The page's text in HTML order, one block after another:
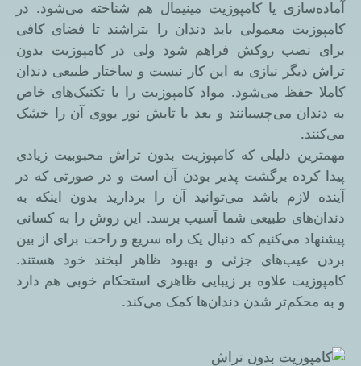
آماده‌سازی یا کامپوزیت مینیمال هم شناخته می‌شود. در
کامپوزیت معمولی باید دندان را بتراشند تا فضای کافی
برای نصب روکش فراهم شود ولی در کامپوزیت بدون
تراش دیگر نیازی به این کار نیست و ساختار طبیعی دندان
کاملا حفظ می‌شود. مواد کامپوزیت را با تکنیک‌های خاص
به دندان می‌چسبانند و بعد با تابش نور یووی آن را خشک
می‌کنند.
مهمترین دلیلی که کامپوزیت بدون تراش محبوبیت زیادی
پیدا کرده برگشت پذیر بودن آن است و در صورتی که در
آینده لازم باشد می‌توانید آن را بردارید بدون اینکه به
دندان‌های طبیعی شما آسیب برسد. این روش را به کسانی
پیشنهاد می‌کنیم که دنبال یک راه سریع و راحت برای از بین
بردن عیب‌های جزئی و بهبود ظاهر لبخند خود هستند.
کامپوزیت علاوه بر زیبایی ظاهری استحکام خوبی هم دارد
و به محکم‌تر شدن دندان‌ها کمک می‌کند.